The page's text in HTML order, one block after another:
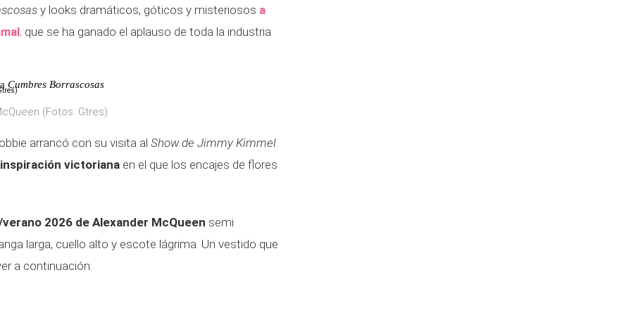
y looks dramáticos, góticos y misteriosos a
, que se ha ganado el aplauso de toda la industria
Cumbres Borrascosas
(Fotos: Gtres)
arrancó con su visita al Show de Jimmy Kimmel.
victoriana en el que los encajes de flores
2026 de Alexander McQueen semi
larga, cuello alto y escote lágrima. Un vestido que
a continuación.